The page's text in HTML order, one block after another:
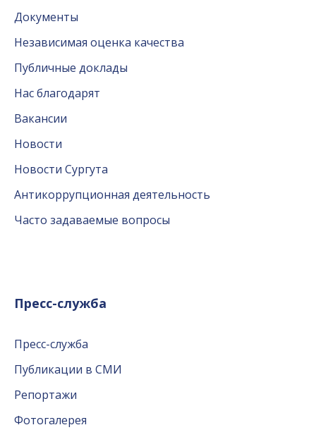
Документы
Независимая оценка качества
Публичные доклады
Нас благодарят
Вакансии
Новости
Новости Сургута
Антикоррупционная деятельность
Часто задаваемые вопросы
Пресс-служба
Пресс-служба
Публикации в СМИ
Репортажи
Фотогалерея